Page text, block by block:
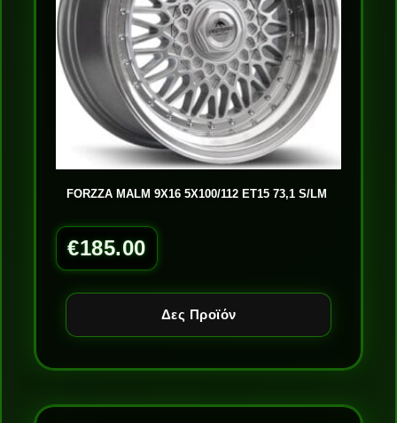
FORZZA MALM 9X16 5X100/112 ET15 73,1 S/LM
€185.00
Δες Προϊόν